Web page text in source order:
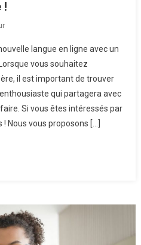
!
langue en ligne avec un
vous souhaitez
il est important de trouver
qui partagera avec
Si vous êtes intéressés par
Nous vous proposons […]